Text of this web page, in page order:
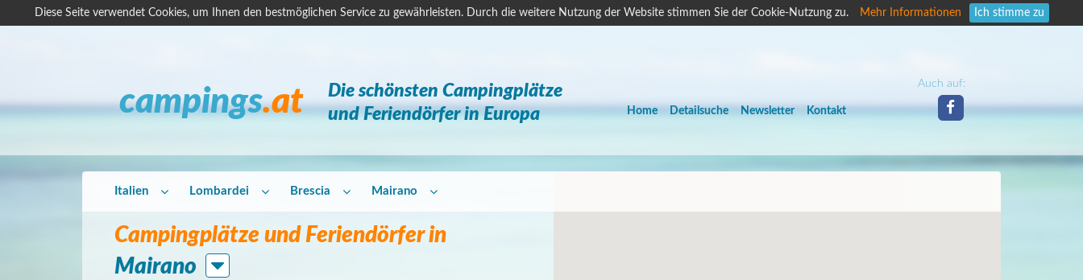
Diese Seite verwendet Cookies, um Ihnen den bestmöglichen Service zu gewährleisten. Durch die weitere Nutzung der Website stimmen Sie der Cookie-Nutzung zu. Mehr Informationen Ich stimme zu
campings.at
Die schönsten Campingplätze
und Feriendörfer in Europa
Home Detailsuche Newsletter Kontakt
Auch auf:
Campingplätze und Feriendörfer in
Mairano
Italien Lombardei Brescia Mairano